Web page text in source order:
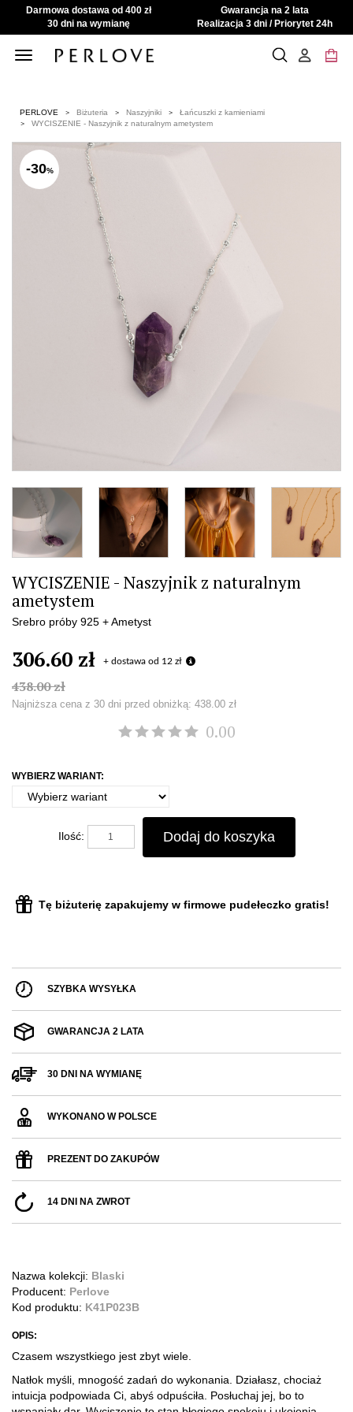
Darmowa dostawa od 400 zł
Gwarancja na 2 lata
30 dni na wymianę
Realizacja 3 dni / Priorytet 24h
Toggle
PERLOVE Biżuteria Naszyjniki
Łańcuszki z kamieniami
WYCISZENIE - Naszyjnik z naturalnym ametystem
-30%
WYCISZENIE - Naszyjnik z naturalnym
ametystem
Srebro próby 925 + Ametyst
306.60 zł + dostawa od 12 zł
438.00 zł
Najniższa cena z 30 dni przed obniżką: 438.00 zł
0.00
WYBIERZ WARIANT:
Ilość: Dodaj do koszyka
Tę biżuterię zapakujemy w firmowe pudełeczko gratis!
SZYBKA WYSYŁKA
GWARANCJA 2 LATA
30 DNI NA WYMIANĘ
WYKONANO W POLSCE
PREZENT DO ZAKUPÓW
14 DNI NA ZWROT
Nazwa kolekcji: Blaski
Producent: Perlove
Kod produktu: K41P023B
OPIS:
Czasem wszystkiego jest zbyt wiele.
Natłok myśli, mnogość zadań do wykonania. Działasz, chociaż
intuicja podpowiada Ci, abyś odpuściła. Posłuchaj jej, bo to